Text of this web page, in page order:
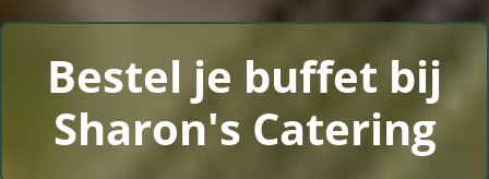
Bestel je buffet bij
Sharon's Catering